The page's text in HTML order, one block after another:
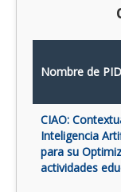
Nombre de PID
CIAO:
Inteligencia
para su
actividades